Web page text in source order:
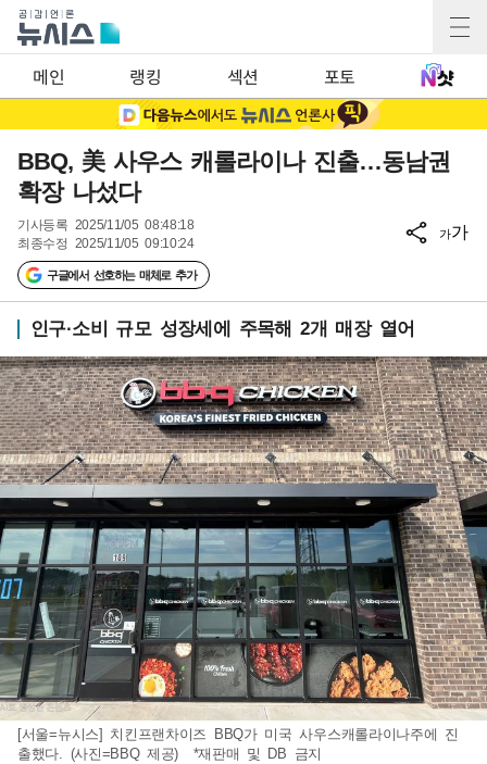
메인 랭킹 섹션 포토
BBQ, 美 사우스 캐롤라이나 진출…동남권
확장 나섰다
기사등록 2025/11/05 08:48:18
최종수정 2025/11/05 09:10:24
구글에서 선호하는 매체로 추가
가가
인구·소비 규모 성장세에 주목해 2개 매장 열어
[서울=뉴시스] 치킨프랜차이즈 BBQ가 미국 사우스캐롤라이나주에 진
출했다. (사진=BBQ 제공) *재판매 및 DB 금지